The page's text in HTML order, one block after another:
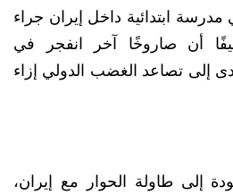
في مدرسة ابتدائية داخل إيران جراء
أن صاروخًا آخر انفجر في
إلى تصاعد الغضب الدولي إزاء
إلى طاولة الحوار مع إيران،